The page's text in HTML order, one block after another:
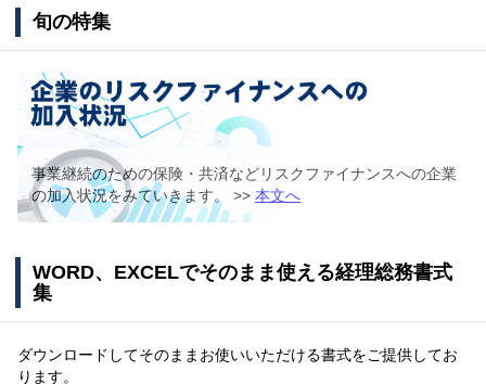
旬の特集
事業継続のための保険・共済などリスクファイナンスへの企業
の加入状況をみていきます。 >> 本文へ
WORD、EXCELでそのまま使える経理総務書式
集
ダウンロードしてそのままお使いいただける書式をご提供してお
ります。